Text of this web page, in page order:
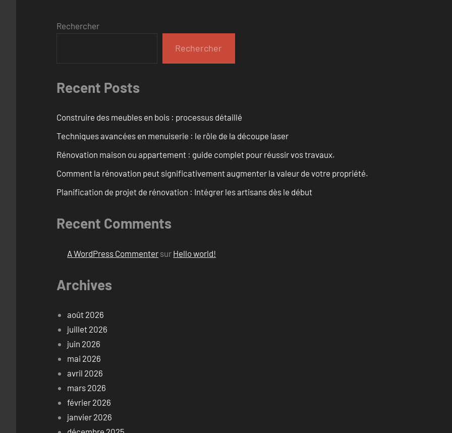
Rechercher
Rechercher
Recent Posts
Construire des meubles en bois : processus détaillé
Techniques avancées en menuiserie : le rôle de la découpe laser
Rénovation maison ou appartement : guide complet pour réussir vos travaux.
Comment la rénovation peut significativement augmenter la valeur de votre propriété.
Planification de projet de rénovation : Intégrer les artisans dès le début
Recent Comments
A WordPress Commenter sur Hello world!
Archives
août 2026
juillet 2026
juin 2026
mai 2026
avril 2026
mars 2026
février 2026
janvier 2026